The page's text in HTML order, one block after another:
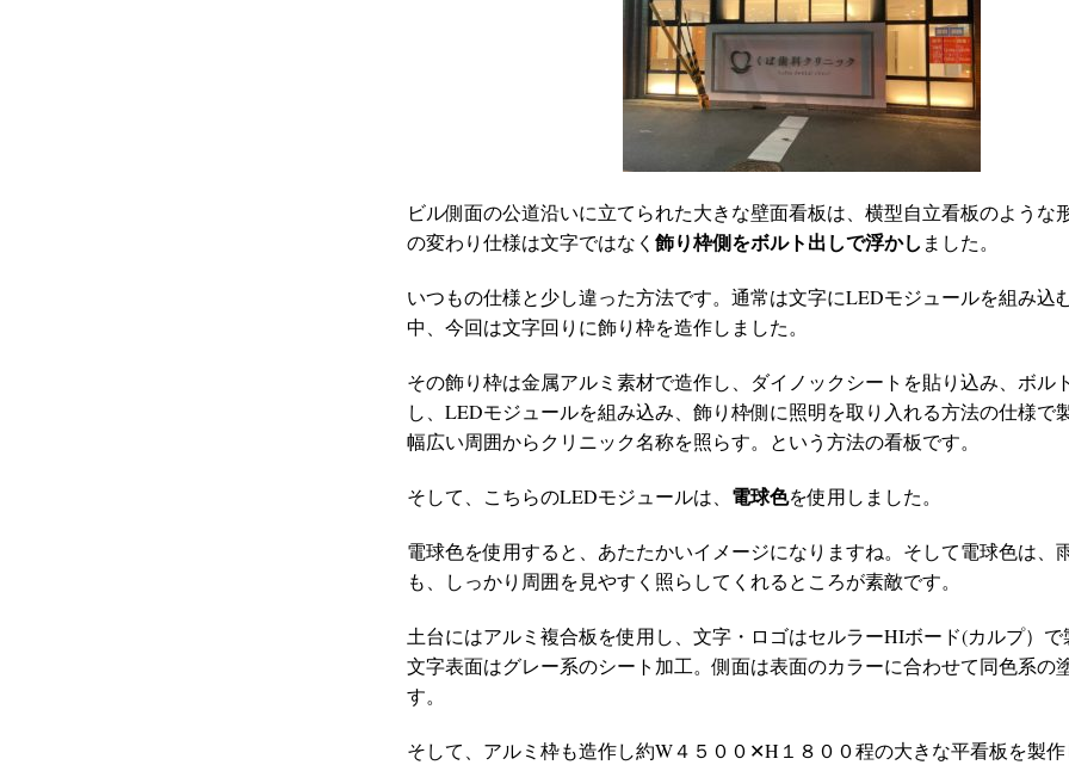
ビル側面の公道沿いに立てられた大きな壁面看板は、横型自立看板のような
の変わり仕様は文字ではなく 飾り枠側をボルト出しで浮かし ました。
いつもの仕様と少し違った方法です。通常は文字にLEDモジュールを組み込
中、今回は文字回りに飾り枠を造作しました。
その飾り枠は金属アルミ素材で造作し、ダイノックシートを貼り込み、ボル
し、LEDモジュールを組み込み、飾り枠側に照明を取り入れる方法の仕様で
幅広い周囲からクリニック名称を照らす。という方法の看板です。
そして、こちらのLEDモジュールは、 電球色を使用しました。
電球色を使用すると、あたたかいイメージになりますね。そして電球色は、
も、しっかり周囲を見やすく照らしてくれるところが素敵です。
土台にはアルミ複合板を使用し、文字・ロゴはセルラーHIボード(カルプ）で
文字表面はグレー系のシート加工。側面は表面のカラーに合わせて同色系の
す。
そして、アルミ枠も造作し約W４５００✕H１８００程の大きな平看板を製作